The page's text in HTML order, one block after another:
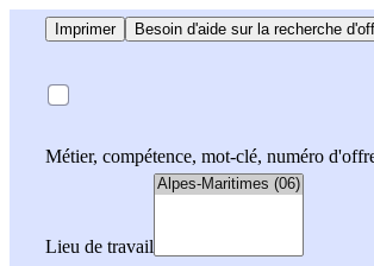
Imprimer Besoin d'aide sur la recherche
Métier, compétence, mot-clé, numéro
Lieu de travail